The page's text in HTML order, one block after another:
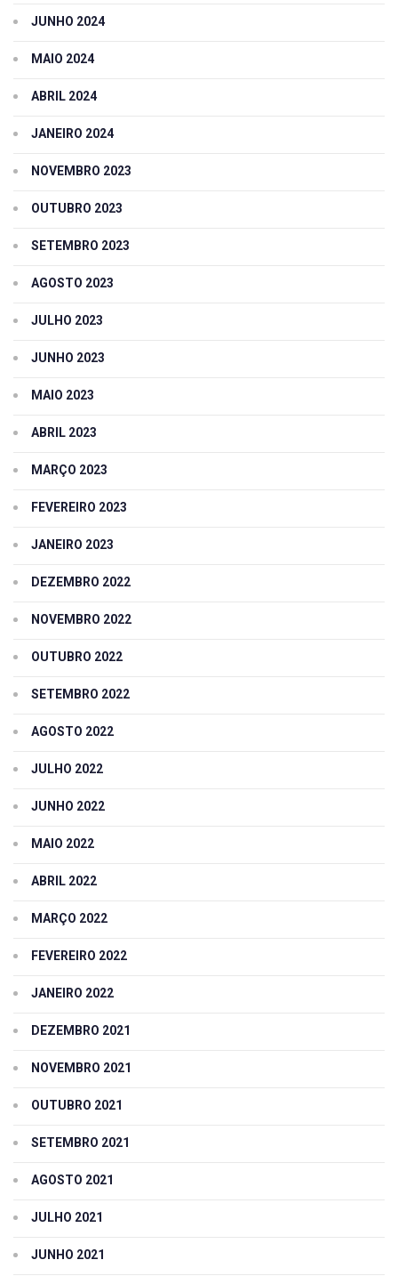
JUNHO 2024
MAIO 2024
ABRIL 2024
JANEIRO 2024
NOVEMBRO 2023
OUTUBRO 2023
SETEMBRO 2023
AGOSTO 2023
JULHO 2023
JUNHO 2023
MAIO 2023
ABRIL 2023
MARÇO 2023
FEVEREIRO 2023
JANEIRO 2023
DEZEMBRO 2022
NOVEMBRO 2022
OUTUBRO 2022
SETEMBRO 2022
AGOSTO 2022
JULHO 2022
JUNHO 2022
MAIO 2022
ABRIL 2022
MARÇO 2022
FEVEREIRO 2022
JANEIRO 2022
DEZEMBRO 2021
NOVEMBRO 2021
OUTUBRO 2021
SETEMBRO 2021
AGOSTO 2021
JULHO 2021
JUNHO 2021